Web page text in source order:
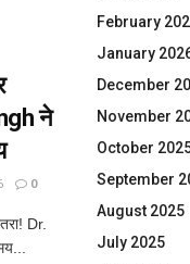
ने
0
Dr.
February
January
December
November
October
September
August 2025
July 2025